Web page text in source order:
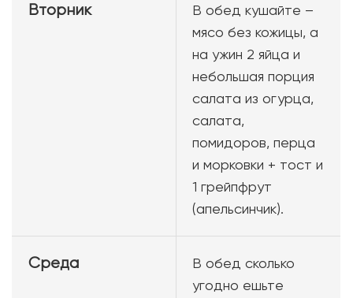
Вторник
В обед кушайте –
мясо без кожицы, а
на ужин 2 яйца и
небольшая порция
салата из огурца,
салата,
помидоров, перца
и морковки + тост и
1 грейпфрут
(апельсинчик).
Среда
В обед сколько
угодно ешьте